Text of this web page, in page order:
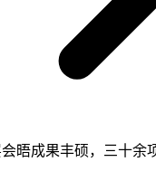
晤成果丰硕，三十余